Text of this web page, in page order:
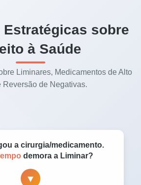
Estratégicas sobre
à Saúde
Liminares, Medicamentos de Alto
Reversão de Negativas.
a cirurgia/medicamento.
demora a Liminar?
▼